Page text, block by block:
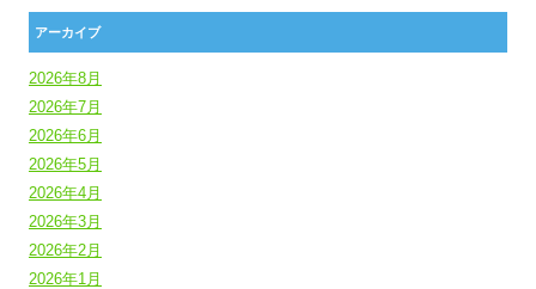
アーカイブ
2026年8月
2026年7月
2026年6月
2026年5月
2026年4月
2026年3月
2026年2月
2026年1月